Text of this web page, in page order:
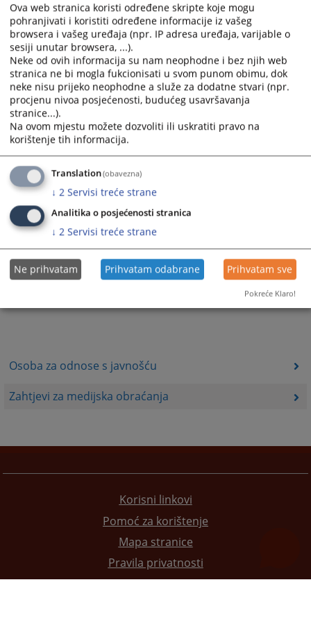
Osoba za odnose s javnošću
Zahtjevi za medijska obraćanja
Trenutno nema vijesti
Korisni linkovi
Pomoć za korištenje
Mapa stranice
Pravila privatnosti
Ova web stranica koristi određene skripte koje mogu
pohranjivati i koristiti određene informacije iz vašeg
browsera i vašeg uređaja (npr. IP adresa uređaja, varijable o
sesiji unutar browsera, ...).
Neke od ovih informacija su nam neophodne i bez njih web
stranica ne bi mogla fukcionisati u svom punom obimu, dok
neke nisu prijeko neophodne a služe za dodatne stvari (npr.
procjenu nivoa posjećenosti, budućeg usavršavanja
stranice...).
Na ovom mjestu možete dozvoliti ili uskratiti pravo na
korištenje tih informacija.
Translation(obavezna)
↓ 2 Servisi treće strane
Analitika o posjećenosti stranica
↓ 2 Servisi treće strane
Ne prihvatam Prihvatam odabrane Prihvatam sve
Pokreće Klaro!